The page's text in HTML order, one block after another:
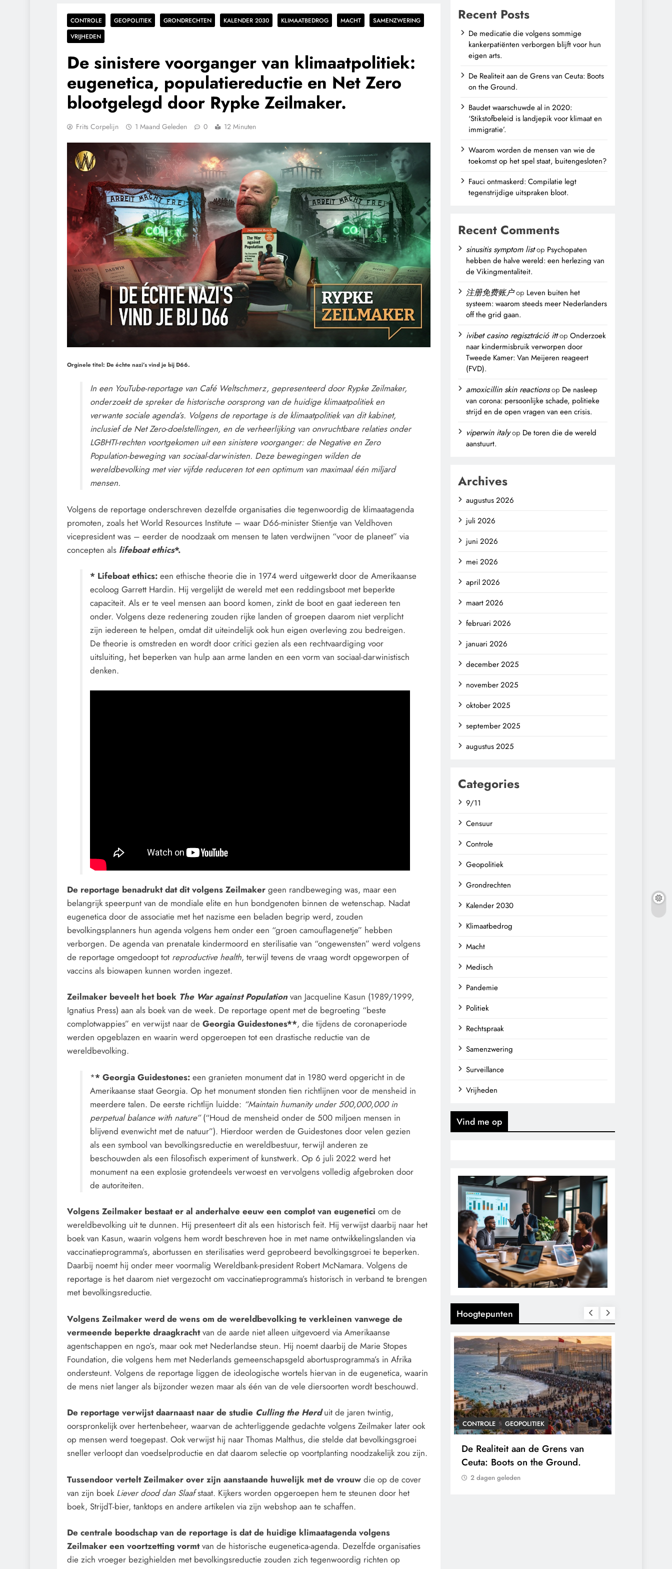
CONTROLE GEOPOLITIEK GRONDRECHTEN KALENDER 2030 KLIMAATBEDROG MACHT
SAMENZWERING
VRIJHEDEN
De sinistere voorganger van klimaatpolitiek:
eugenetica, populatiereductie en Net Zero
blootgelegd door Rypke Zeilmaker.
Frits Corpelijn 1 Maand Geleden 0 12 Minuten
Orginele titel: De échte nazi’s vind je bij D66.
In een YouTube-reportage van Café Weltschmerz, gepresenteerd door Rypke Zeilmaker,
onderzoekt de spreker de historische oorsprong van de huidige klimaatpolitiek en
verwante sociale agenda’s. Volgens de reportage is de klimaatpolitiek van dit kabinet,
inclusief de Net Zero-doelstellingen, en de verheerlijking van onvruchtbare relaties onder
LGBHTI-rechten voortgekomen uit een sinistere voorganger: de Negative en Zero
Population-beweging van sociaal-darwinisten. Deze bewegingen wilden de
wereldbevolking met vier vijfde reduceren tot een optimum van maximaal één miljard
mensen.
Volgens de reportage onderschreven dezelfde organisaties die tegenwoordig de klimaatagenda
promoten, zoals het World Resources Institute – waar D66-minister Stientje van Veldhoven
vicepresident was – eerder de noodzaak om mensen te laten verdwijnen “voor de planeet” via
concepten als lifeboat ethics*.
* Lifeboat ethics:een ethische theorie die in 1974 werd uitgewerkt door de Amerikaanse
ecoloog Garrett Hardin. Hij vergelijkt de wereld met een reddingsboot met beperkte
capaciteit. Als er te veel mensen aan boord komen, zinkt de boot en gaat iedereen ten
onder. Volgens deze redenering zouden rijke landen of groepen daarom niet verplicht
zijn iedereen te helpen, omdat dit uiteindelijk ook hun eigen overleving zou bedreigen.
De theorie is omstreden en wordt door critici gezien als een rechtvaardiging voor
uitsluiting, het beperken van hulp aan arme landen en een vorm van sociaal-darwinistisch
denken.
De reportage benadrukt dat dit volgens Zeilmaker geen randbeweging was, maar een
belangrijk speerpunt van de mondiale elite en hun bondgenoten binnen de wetenschap. Nadat
eugenetica door de associatie met het nazisme een beladen begrip werd, zouden
bevolkingsplanners hun agenda volgens hem onder een “groen camouflagenetje” hebben
verborgen. De agenda van prenatale kindermoord en sterilisatie van “ongewensten” werd volgens
de reportage omgedoopt tot reproductive health, terwijl tevens de vraag wordt opgeworpen of
vaccins als biowapen kunnen worden ingezet.
Zeilmaker beveelt het boek The War against Population van Jacqueline Kasun (1989/1999,
Ignatius Press) aan als boek van de week. De reportage opent met de begroeting “beste
complotwappies” en verwijst naar de Georgia Guidestones**, die tijdens de coronaperiode
werden opgeblazen en waarin werd opgeroepen tot een drastische reductie van de
wereldbevolking.
** Georgia Guidestones:een granieten monument dat in 1980 werd opgericht in de
Amerikaanse staat Georgia. Op het monument stonden tien richtlijnen voor de mensheid in
meerdere talen. De eerste richtlijn luidde: “Maintain humanity under 500,000,000 in
perpetual balance with nature”(“Houd de mensheid onder de 500 miljoen mensen in
blijvend evenwicht met de natuur”). Hierdoor werden de Guidestones door velen gezien
als een symbool van bevolkingsreductie en wereldbestuur, terwijl anderen ze
beschouwden als een filosofisch experiment of kunstwerk. Op 6 juli 2022 werd het
monument na een explosie grotendeels verwoest en vervolgens volledig afgebroken door
de autoriteiten.
Volgens Zeilmaker bestaat er al anderhalve eeuw een complot van eugenetici om de
wereldbevolking uit te dunnen. Hij presenteert dit als een historisch feit. Hij verwijst daarbij naar het
boek van Kasun, waarin volgens hem wordt beschreven hoe in met name ontwikkelingslanden via
vaccinatieprogramma’s, abortussen en sterilisaties werd geprobeerd bevolkingsgroei te beperken.
Daarbij noemt hij onder meer voormalig Wereldbank-president Robert McNamara. Volgens de
reportage is het daarom niet vergezocht om vaccinatieprogramma’s historisch in verband te brengen
met bevolkingsreductie.
Volgens Zeilmaker werd de wens om de wereldbevolking te verkleinen vanwege de
vermeende beperkte draagkrachtvan de aarde niet alleen uitgevoerd via Amerikaanse
agentschappen en ngo’s, maar ook met Nederlandse steun. Hij noemt daarbij de Marie Stopes
Foundation, die volgens hem met Nederlands gemeenschapsgeld abortusprogramma’s in Afrika
ondersteunt. Volgens de reportage liggen de ideologische wortels hiervan in de eugenetica, waarin
de mens niet langer als bijzonder wezen maar als één van de vele diersoorten wordt beschouwd.
De reportage verwijst daarnaast naar de studie Culling the Herduit de jaren twintig,
oorspronkelijk over hertenbeheer, waarvan de achterliggende gedachte volgens Zeilmaker later ook
op mensen werd toegepast. Ook verwijst hij naar Thomas Malthus, die stelde dat bevolkingsgroei
sneller verloopt dan voedselproductie en dat daarom selectie op voortplanting noodzakelijk zou zijn.
Tussendoor vertelt Zeilmaker over zijn aanstaande huwelijk met de vrouw die op de cover
van zijn boek Liever dood dan Slaafstaat. Kijkers worden opgeroepen hem te steunen door het
boek, StrijdT-bier, tanktops en andere artikelen via zijn webshop aan te schaffen.
De centrale boodschap van de reportage is dat de huidige klimaatagenda volgens
Zeilmaker een voortzetting vormtvan de historische eugenetica-agenda. Dezelfde organisaties
die zich vroeger bezighielden met bevolkingsreductie zouden zich tegenwoordig richten op
Recent Posts
De medicatie die volgens sommige
kankerpatiënten verborgen blijft voor hun
eigen arts.
De Realiteit aan de Grens van Ceuta: Boots
on the Ground.
Baudet waarschuwde al in 2020:
‘Stikstofbeleid is landjepik voor klimaat en
immigratie’.
Waarom worden de mensen van wie de
toekomst op het spel staat, buitengesloten?
Fauci ontmaskerd: Compilatie legt
tegenstrijdige uitspraken bloot.
Recent Comments
sinusitis symptom listop Psychopaten
hebben de halve wereld: een herlezing van
de Vikingmentaliteit.
注册免费账户op Leven buiten het
systeem: waarom steeds meer Nederlanders
off the grid gaan.
ivibet casino regisztráció ittopOnderzoek
naar kindermisbruik verworpen door
Tweede Kamer: Van Meijeren reageert
(FVD).
amoxicillin skin reactionsop De nasleep
van corona: persoonlijke schade, politieke
strijd en de open vragen van een crisis.
viperwin italyop De toren die de wereld
aanstuurt.
Archives
augustus 2026
juli 2026
juni 2026
mei 2026
april 2026
maart 2026
februari 2026
januari 2026
december 2025
november 2025
oktober 2025
september 2025
augustus 2025
Categories
9/11
Censuur
Controle
Geopolitiek
Grondrechten
Kalender 2030
Klimaatbedrog
Macht
Medisch
Pandemie
Politiek
Rechtspraak
Samenzwering
Surveillance
Vrijheden
Vind me op
Hoogtepunten
CENSUUR CONTROLE
De medicatie die volgens
sommige kankerpatiënten
verborgen blijft voor hun eigen
arts.
2 dagen geleden
CONTROLE GEOPOLITIEK
De Realiteit aan de Grens van
Ceuta: Boots on the Ground.
2 dagen geleden